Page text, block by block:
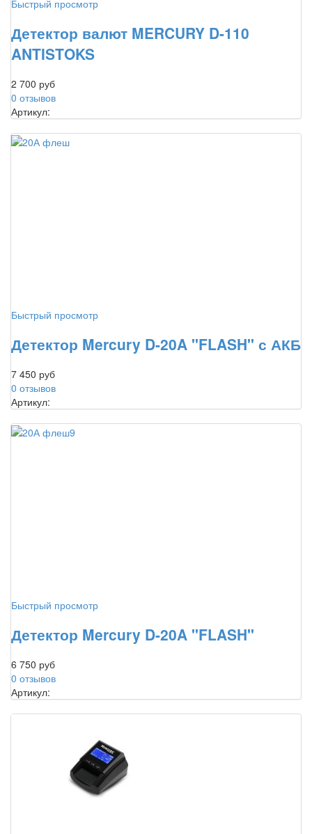
Быстрый просмотр
Детектор валют MERCURY D-110
ANTISTOKS
2 700 руб
0 отзывов
Артикул:
Быстрый просмотр
Детектор Mercury D-20A "FLASH" с АКБ
7 450 руб
0 отзывов
Артикул:
Быстрый просмотр
Детектор Mercury D-20A "FLASH"
6 750 руб
0 отзывов
Артикул: